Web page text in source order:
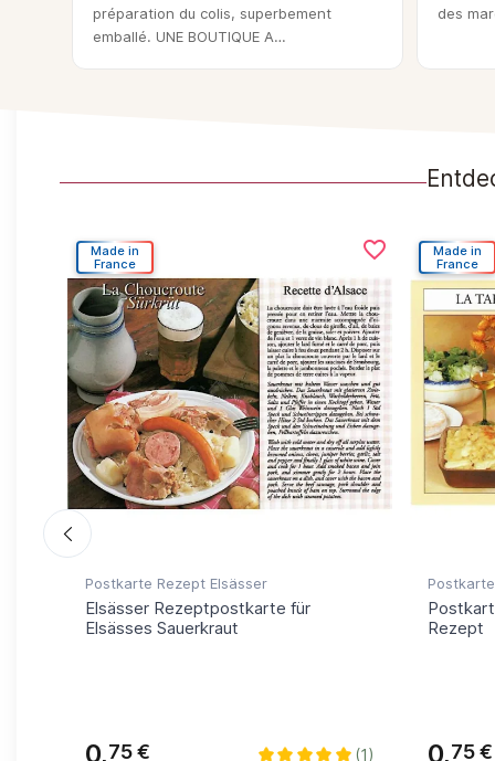
préparation du colis, superbement
emballé. UNE BOUTIQUE A
des
Made in
France
Postkarte Rezept Elsässer
Elsässer Rezeptpostkarte für
Elsässes Sauerkraut
0,75 € (1)
favorite_border
Made in
France
Rezept
0,75 €